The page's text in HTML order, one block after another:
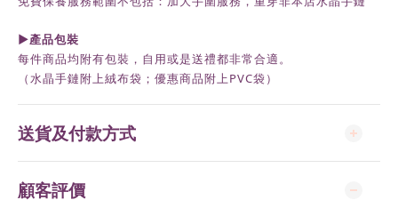
►產品包裝
每件商品均附有包裝，自用或是送禮都非常合適。
（水晶手鏈附上絨布袋；優惠商品附上PVC袋）
送貨及付款方式
顧客評價